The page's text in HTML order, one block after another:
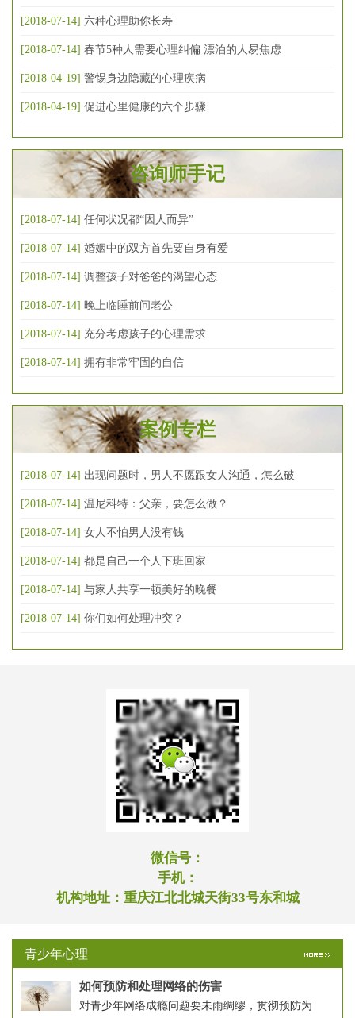
[2018-07-14] 六种心理助你长寿
[2018-07-14] 春节5种人需要心理纠偏 漂泊的人易焦虑
[2018-04-19] 警惕身边隐藏的心理疾病
[2018-04-19] 促进心里健康的六个步骤
咨询师手记
[2018-07-14] 任何状况都“因人而异”
[2018-07-14] 婚姻中的双方首先要自身有爱
[2018-07-14] 调整孩子对爸爸的渴望心态
[2018-07-14] 晚上临睡前问老公
[2018-07-14] 充分考虑孩子的心理需求
[2018-07-14] 拥有非常牢固的自信
案例专栏
[2018-07-14] 出现问题时，男人不愿跟女人沟通，怎么破
[2018-07-14] 温尼科特：父亲，要怎么做？
[2018-07-14] 女人不怕男人没有钱
[2018-07-14] 都是自己一个人下班回家
[2018-07-14] 与家人共享一顿美好的晚餐
[2018-07-14] 你们如何处理冲突？
微信号：
手机：
机构地址： 重庆江北北城天街33号东和城
青少年心理
如何预防和处理网络的伤害
对青少年网络成瘾问题要未雨绸缪，贯彻预防为